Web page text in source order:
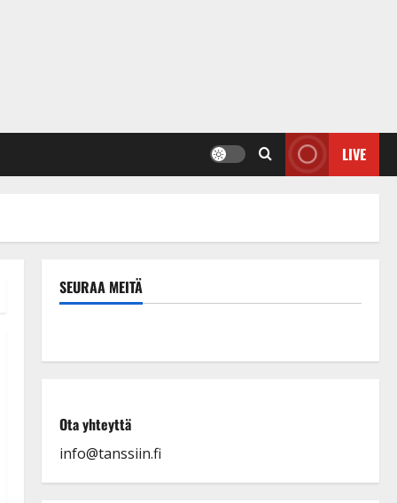
LIVE
SEURAA MEITÄ
Ota yhteyttä
info@tanssiin.fi